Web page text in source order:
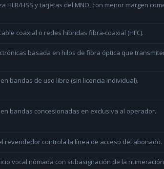
HLR/HSS y tarjetas del MNO, con menor margen
coaxial o redes híbridas fibra-coaxial (HFC).
basada en hilos de fibra óptica que
bandas de uso libre (sin licencia individual).
bandas concesionadas en exclusiva al operador.
revendedor controla la línea de acceso del abonado.
vocal nómada con subasignación de la